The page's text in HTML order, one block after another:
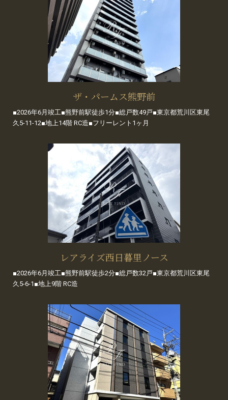
ザ・パームス熊野前
■2026年6月竣工■熊野前駅徒歩1分■総戸数49戸■東京都荒川区東尾
久5-11-12■地上14階 RC造■フリーレント1ヶ月
レアライズ西日暮里ノース
■2026年6月竣工■熊野前駅徒歩2分■総戸数32戸■東京都荒川区東尾
久5-6-1■地上9階 RC造